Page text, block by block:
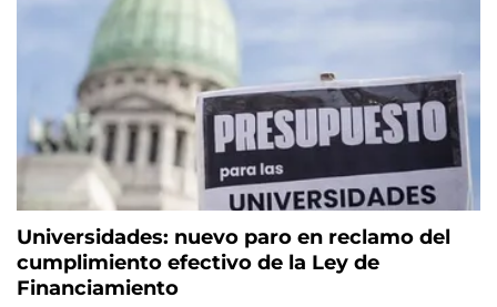
Universidades: nuevo paro en reclamo del
cumplimiento efectivo de la Ley de
Financiamiento